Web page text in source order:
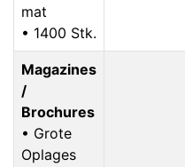
mat
• 1400 Stk.
Magazines
/
Brochures
• Grote
Oplages